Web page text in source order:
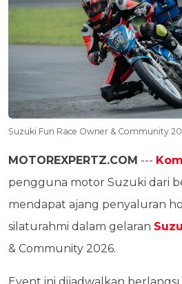
Suzuki Fun Race Owner & Community
MOTOREXPERTZ.COM ---
pengguna motor Suzuki dari
mendapat ajang penyaluran
silaturahmi dalam gelaran
& Community 2026.